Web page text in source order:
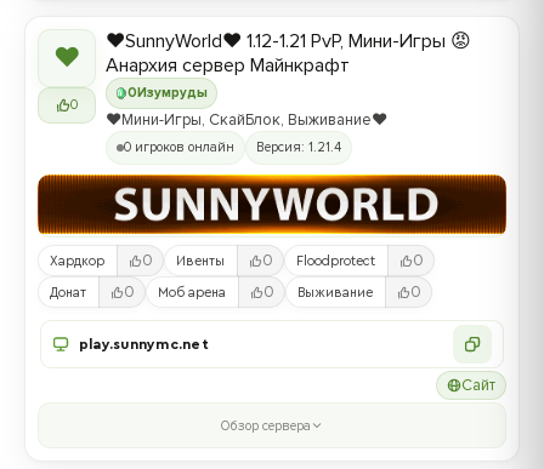
❤
0
0 Изумруды
❤️SunnyWorld❤️ 1.12-1.21 PvP, Мини-Игры 😡
Анархия сервер Майнкрафт
❤️Мини-Игры, СкайБлок, Выживание❤️
0 игроков онлайн Версия: 1.21.4
Хардкор 0 Ивенты 0 Floodprotect 0
Донат 0 Моб арена 0 Выживание 0
play.sunnymc.net
Сайт
Обзор сервера